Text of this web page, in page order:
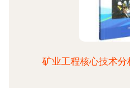
矿业工程核心技术